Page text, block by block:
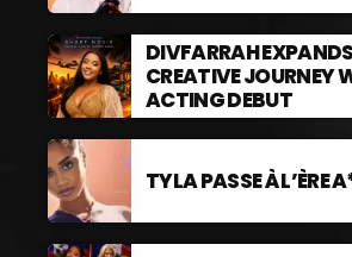
DIVFARRAH
CREATIVE JOURNEY
ACTING DEBUT
TYLA PASSE À L’ÈRE